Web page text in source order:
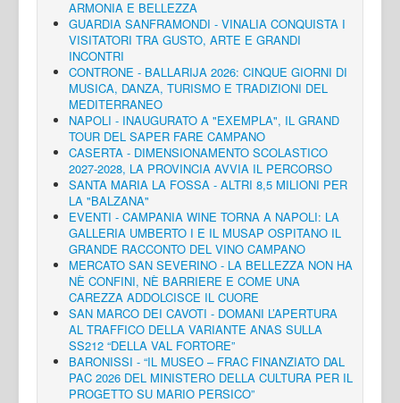
ARMONIA E BELLEZZA
GUARDIA SANFRAMONDI - VINALIA CONQUISTA I
VISITATORI TRA GUSTO, ARTE E GRANDI
INCONTRI
CONTRONE - BALLARIJA 2026: CINQUE GIORNI DI
MUSICA, DANZA, TURISMO E TRADIZIONI DEL
MEDITERRANEO
NAPOLI - INAUGURATO A "EXEMPLA", IL GRAND
TOUR DEL SAPER FARE CAMPANO
CASERTA - DIMENSIONAMENTO SCOLASTICO
2027-2028, LA PROVINCIA AVVIA IL PERCORSO
SANTA MARIA LA FOSSA - ALTRI 8,5 MILIONI PER
LA "BALZANA"
EVENTI - CAMPANIA WINE TORNA A NAPOLI: LA
GALLERIA UMBERTO I E IL MUSAP OSPITANO IL
GRANDE RACCONTO DEL VINO CAMPANO
MERCATO SAN SEVERINO - LA BELLEZZA NON HA
NÈ CONFINI, NÈ BARRIERE E COME UNA
CAREZZA ADDOLCISCE IL CUORE
SAN MARCO DEI CAVOTI - DOMANI L’APERTURA
AL TRAFFICO DELLA VARIANTE ANAS SULLA
SS212 “DELLA VAL FORTORE”
BARONISSI - “IL MUSEO – FRAC FINANZIATO DAL
PAC 2026 DEL MINISTERO DELLA CULTURA PER IL
PROGETTO SU MARIO PERSICO”